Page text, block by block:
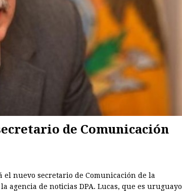
de Comunicación
nuevo secretario de Comunicación de la
agencia de noticias DPA. Lucas, que es uruguayo